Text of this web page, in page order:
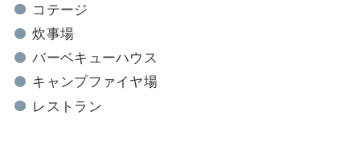
コテージ
炊事場
バーベキューハウス
キャンプファイヤ場
レストラン